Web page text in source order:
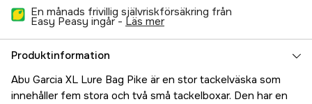
En månads frivillig självriskförsäkring från
Easy Peasy ingår - läs mer
Produktinformation
Abu Garcia XL Lure Bag Pike är en stor tackelväska som
innehåller fem stora och två små tackelboxar. Den har en